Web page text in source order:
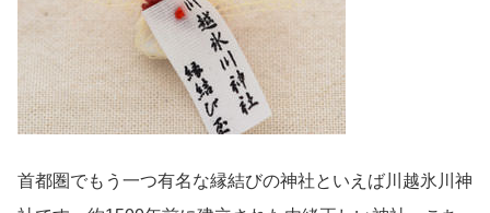
首都圏でもう一つ有名な縁結びの神社といえば川越氷川神